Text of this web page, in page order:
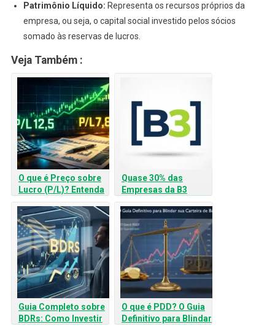
Patrimônio Líquido: Representa os recursos próprios da
empresa, ou seja, o capital social investido pelos sócios
somado às reservas de lucros.
Veja Também :
O que é Preço sobre
Lucro (P/L)? Entenda
Como Usar Esse
Indicador na Bolsa
Quase 30% das
Empresas da B3
Nunca Deram
Prejuízo: Veja a Lista
e Como Investir
Guia Completo sobre
BDRs: Como Investir
O que é PDD? O Guia
Definitivo para Blindar